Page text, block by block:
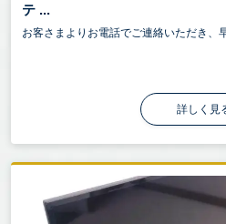
テ ...
お客さまよりお電話でご連絡いただき、
詳しく見